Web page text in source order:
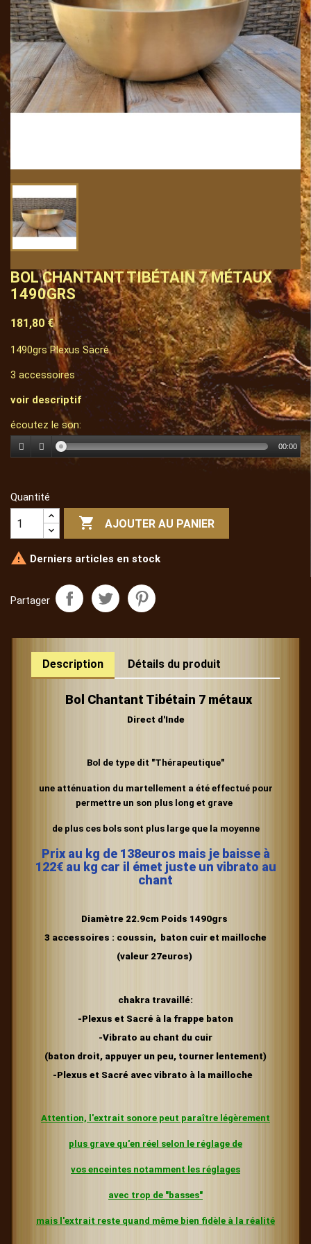
BOL CHANTANT TIBÉTAIN 7 MÉTAUX
1490GRS
181,80 €
1490grs Plexus Sacré
3 accessoires
voir descriptif
écoutez le son:
00:00
Quantité
 AJOUTER AU PANIER
 Derniers articles en stock
Partager
Description Détails du produit
Bol Chantant Tibétain 7 métaux
Direct d'Inde
Bol de type dit "Thérapeutique"
une atténuation du martellement a été effectué pour
permettre un son plus long et grave
de plus ces bols sont plus large que la moyenne
Prix au kg de 138euros mais je baisse à
122€ au kg car il émet juste un vibrato au
chant
Diamètre 22.9cm Poids 1490grs
3 accessoires : coussin, baton cuir et mailloche
(valeur 27euros)
chakra travaillé:
-Plexus et Sacré à la frappe baton
-Vibrato au chant du cuir
(baton droit, appuyer un peu, tourner lentement)
-Plexus et Sacré avec vibrato à la mailloche
Attention, l'extrait sonore peut paraître légèrement
plus grave qu'en réel selon le réglage de
vos enceintes notamment les réglages
avec trop de "basses"
mais l'extrait reste quand même bien fidèle à la réalité